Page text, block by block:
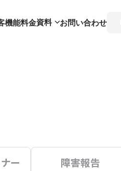
機能料金資料 お問い合わせ
ー 障害報告